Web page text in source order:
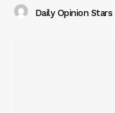
Daily Opinion Stars